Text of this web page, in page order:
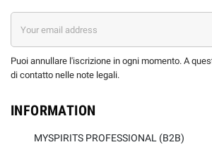
Puoi annullare l'iscrizione in ogni momento. A
di contatto nelle note legali.
INFORMATION
MYSPIRITS PROFESSIONAL (B2B)